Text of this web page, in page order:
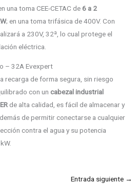
una toma CEE-CETAC de 6 a 2
; en una toma trifásica de 400V. Con
a 230V, 32ª, lo cual protege el
eléctrica.
– 32A Evexpert
recarga de forma segura, sin riesgo
con un cabezal industrial
de alta calidad, es fácil de almacenar y
de permitir conectarse a cualquier
contra el agua y su potencia
Entrada siguiente →